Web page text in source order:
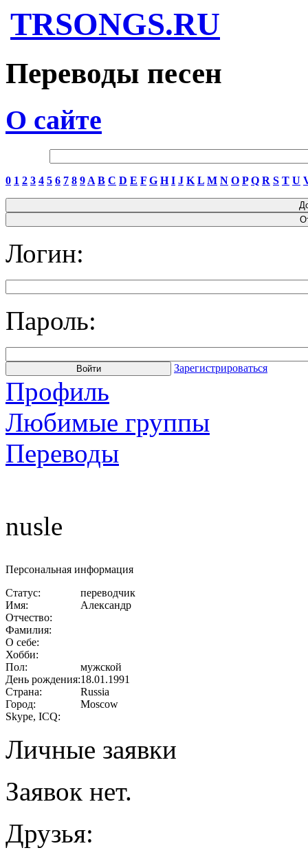
TRSONGS.RU
Переводы песен
О сайте
0 1 2 3 4 5 6 7 8 9 A B C D E F G H I J K L M N O P Q R S T U
Логин:
Пароль:
Зарегистрироваться
Профиль
Любимые группы
Переводы
nusle
Персональная информация
Статус:
переводчик
Имя:
Александр
Отчество:
Фамилия:
О себе:
Хобби:
Пол:
мужской
День рождения:18.01.1991
Страна:
Russia
Город:
Moscow
Skype, ICQ:
Личные заявки
Заявок нет.
Друзья: